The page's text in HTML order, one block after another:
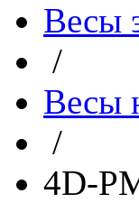
Весы
/
Весы
/
4D-